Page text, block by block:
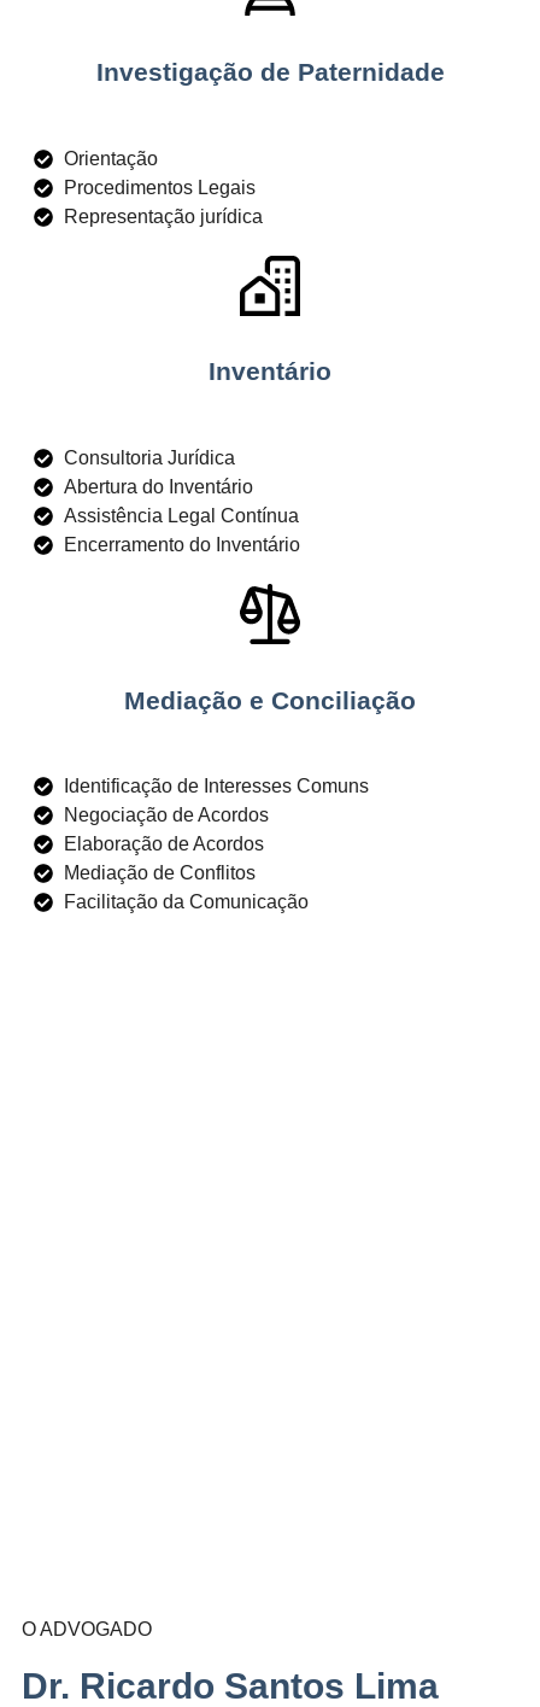
Investigação de Paternidade
Orientação
Procedimentos Legais
Representação jurídica
Inventário
Consultoria Jurídica
Abertura do Inventário
Assistência Legal Contínua
Encerramento do Inventário
Mediação e Conciliação
Identificação de Interesses Comuns
Negociação de Acordos
Elaboração de Acordos
Mediação de Conflitos
Facilitação da Comunicação
O ADVOGADO
Dr. Ricardo Santos Lima